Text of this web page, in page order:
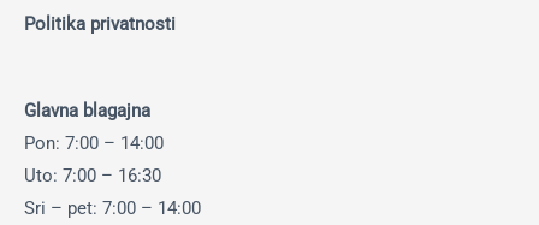
Politika privatnosti
Glavna blagajna
Pon: 7:00 – 14:00
Uto: 7:00 – 16:30
Sri – pet: 7:00 – 14:00